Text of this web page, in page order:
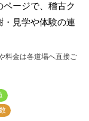
ページで、稽古ク
・見学や体験の連
料金は各道場へ直接ご